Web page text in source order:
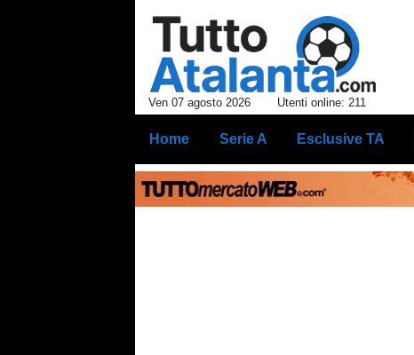
Ven 07 agosto 2026 Utenti online: 211
Home Serie A Esclusive TA